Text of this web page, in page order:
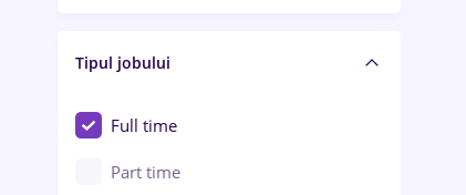
Arad
Baia Mare
Asigurări
Au pair / Babysitter / Curățenie
Audit / Consultanță
Tipul jobului
Full time
Part time